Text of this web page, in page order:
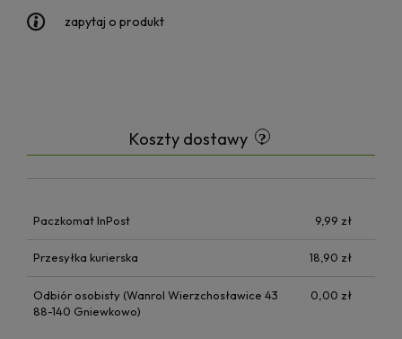
zapytaj o produkt
Koszty dostawy
Paczkomat InPost 9,99 zł
Przesyłka kurierska 18,90 zł
Odbiór osobisty (Wanrol Wierzchosławice 43
88-140 Gniewkowo)
0,00 zł